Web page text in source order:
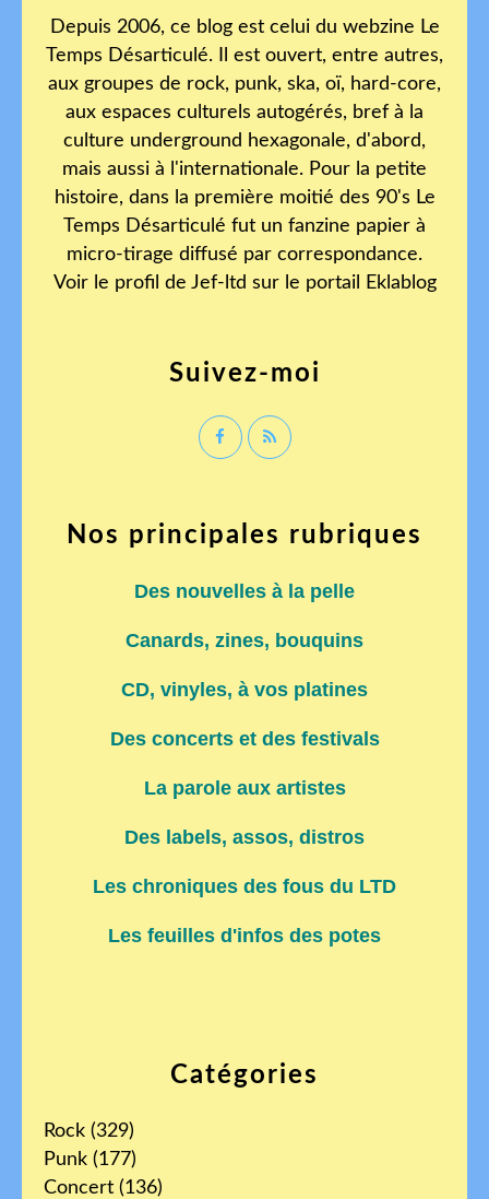
Catégories
Rock (329)
Punk (177)
Concert (136)
Depuis 2006, ce blog est celui du webzine Le
Temps Désarticulé. Il est ouvert, entre autres,
aux groupes de rock, punk, ska, oï, hard-core,
aux espaces culturels autogérés, bref à la
culture underground hexagonale, d'abord,
mais aussi à l'internationale. Pour la petite
histoire, dans la première moitié des 90's Le
Temps Désarticulé fut un fanzine papier à
micro-tirage diffusé par correspondance.
Voir le profil de Jef-ltd sur le portail Eklablog
Suivez-moi
Nos principales rubriques
Des nouvelles à la pelle
Canards, zines, bouquins
CD, vinyles, à vos platines
Des concerts et des festivals
La parole aux artistes
Des labels, assos, distros
Les chroniques des fous du LTD
Les feuilles d'infos des potes